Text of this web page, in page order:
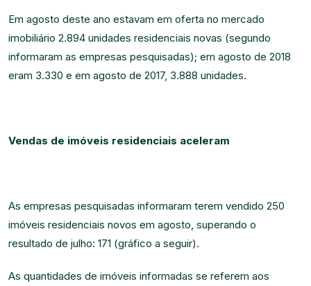
Em agosto deste ano estavam em oferta no mercado
imobiliário 2.894 unidades residenciais novas (segundo
informaram as empresas pesquisadas); em agosto de 2018
eram 3.330 e em agosto de 2017, 3.888 unidades.
Vendas de imóveis residenciais aceleram
As empresas pesquisadas informaram terem vendido 250
imóveis residenciais novos em agosto, superando o
resultado de julho: 171 (gráfico a seguir).
As quantidades de imóveis informadas se referem aos